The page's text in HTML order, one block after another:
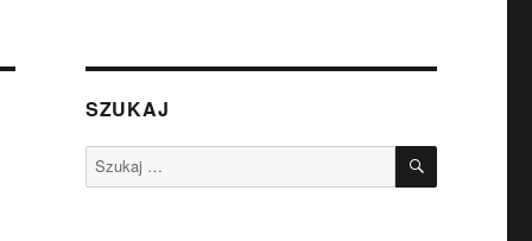
SZUKAJ
Szukaj: SZUKAJ